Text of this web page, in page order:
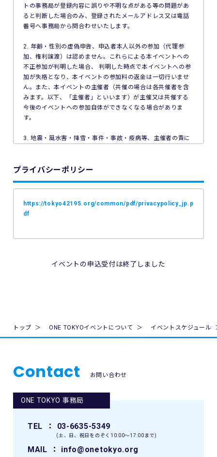
トの事務局が登録内容に誤りや不明な点がある等の問題があ
ると判断した場合のみ、登録されたメールアドレス又は電話
番号へ事務局から問合わせいたします。
2. 年齢・性別の虚偽申告、申込者本人以外の参加（代理参
加、権利譲渡）は認めません。これらによる本イベントへの
不正参加が判明した場合、 判明した時点で本イベントへの参
加が失格となり、本イベントの参加料の返金は一切行いませ
ん。また、本イベントの主催者（共催の場合は各共催者を含
みます。以下、「主催者」といいます）が主催又は共催する
今後のイベントへの参加自体ができなくなる場合がありま
す。
3. 地震・風水害・降雪・事件・事故・疫病等、主催者の責に
トへのエントリーができない場合があります。ご利用の端末
トへのエントリーができなかったことについて、主催者は一
5. 公共交通機関の遅延、道路事情その他いかなる理由による
一切責任を負わず、本イベントの参加料の返金等は一切行い
に際し、主催者に故意又は重過失がある場合を除き、主催者
肖像、年齢、住所（国名、都道府県名または区市町村名）等
のテレビ・新聞・雑誌・SNS・インターネット等での掲載及
9. 本イベントの参加者が未成年の場合、親権者等法定代理人
プライバシーポリシー
https://tokyo42195.org/common/pdf/privacypolicy_jp.p
df
イベントの申込受付は終了しました
トップ ONE TOKYOイベントについて イベントスケジュール
Contact お問い合わせ
ONE TOKYO 事務局
TEL ： 03-6635-5349
(土、日、祝日をのぞく10:00〜17:00まで)
MAIL ： info@onetokyo.org